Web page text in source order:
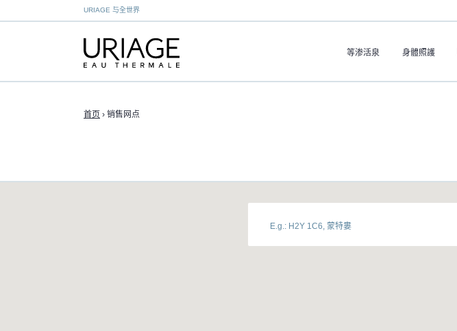
URIAGE 与全世界
等渗活泉 身體照護
首页 › 销售网点